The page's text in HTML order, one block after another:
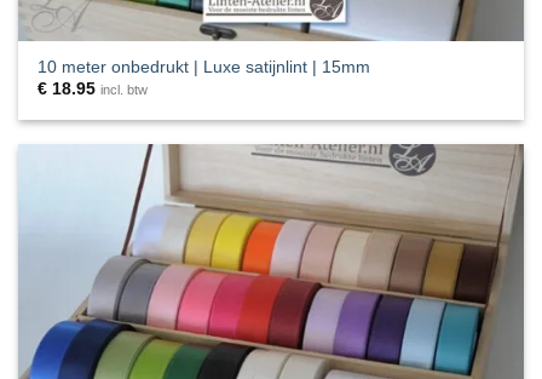
10 meter onbedrukt | Luxe satijnlint | 15mm
€ 18.95 incl. btw